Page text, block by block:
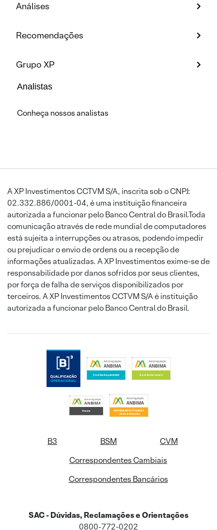
Análises
Recomendações
Grupo XP
Analistas
Conheça nossos analistas
A XP Investimentos CCTVM S/A, inscrita sob o CNPJ:
02.332.886/0001-04, é uma instituição financeira
autorizada a funcionar pelo Banco Central do Brasil.Toda
comunicação através de rede mundial de computadores
está sujeita a interrupções ou atrasos, podendo impedir
ou prejudicar o envio de ordens ou a recepção de
informações atualizadas. A XP Investimentos exime-se de
responsabilidade por danos sofridos por seus clientes,
por força de falha de serviços disponibilizados por
terceiros. A XP Investimentos CCTVM S/A é instituição
autorizada a funcionar pelo Banco Central do Brasil.
B3 BSM
CVM
Correspondentes Cambiais
Correspondentes Bancários
SAC - Dúvidas, Reclamações e Orientações
0800-772-0202